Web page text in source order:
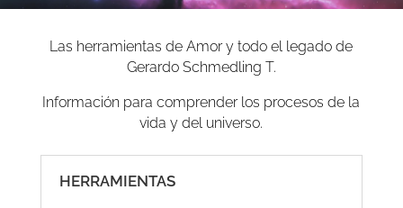
Las herramientas de Amor y todo el legado de
Gerardo Schmedling T.
Información para comprender los procesos de la
vida y del universo.
HERRAMIENTAS